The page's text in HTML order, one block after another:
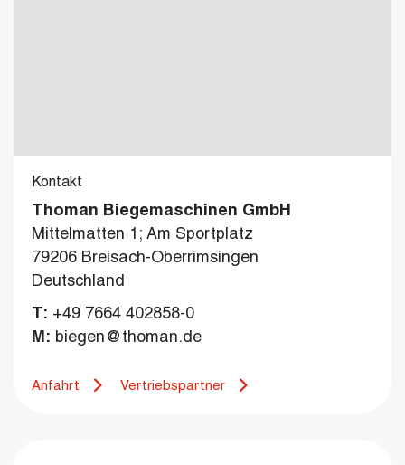
Kontakt
Thoman Biegemaschinen GmbH
Mittelmatten 1; Am Sportplatz
79206 Breisach-Oberrimsingen
Deutschland
T: +49 7664 402858-0
M: biegen@thoman.de
Anfahrt Vertriebspartner